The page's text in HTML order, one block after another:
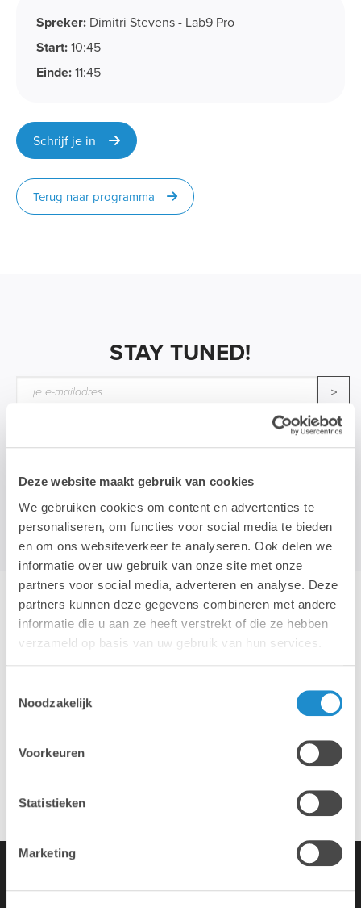
Deze website maakt gebruik van cookies
We gebruiken cookies om content en advertenties te
personaliseren, om functies voor social media te bieden
en om ons websiteverkeer te analyseren. Ook delen we
informatie over uw gebruik van onze site met onze
partners voor social media, adverteren en analyse. Deze
partners kunnen deze gegevens combineren met andere
informatie die u aan ze heeft verstrekt of die ze hebben
verzameld op basis van uw gebruik van hun services.
Noodzakelijk
Voorkeuren
Statistieken
Marketing
Spreker: Dimitri Stevens - Lab9 Pro
Start:10:45
Einde:11:45
Schrijf je in
Terug naar programma
STAY TUNED!
>
Wij gebruiken je e-mailadres enkel om onze maandelijkse
Hotline & remote support
Overname van je oude toestellen